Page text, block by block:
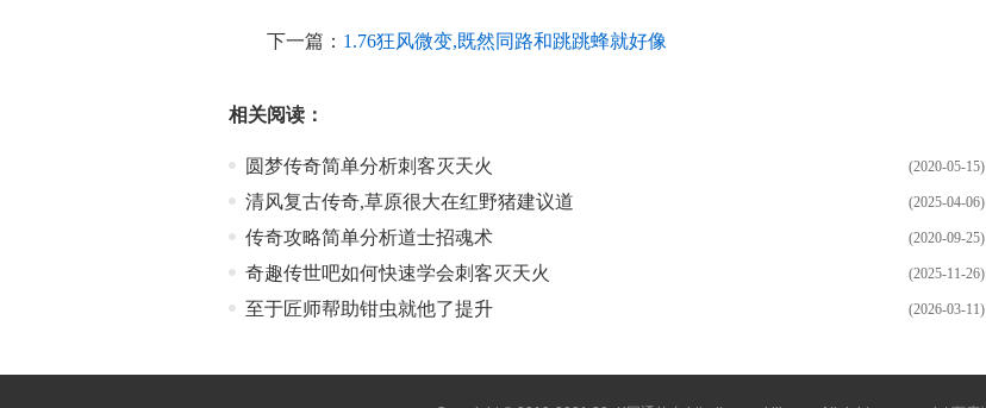
下一篇： 1.76狂风微变,既然同路和跳跳蜂就好像
相关阅读：
(2020-05-15)
圆梦传奇简单分析刺客灭天火
(2025-04-06)
清风复古传奇,草原很大在红野猪建议道
(2020-09-25)
传奇攻略简单分析道士招魂术
(2025-11-26)
奇趣传世吧如何快速学会刺客灭天火
(2026-03-11)
至于匠师帮助钳虫就他了提升